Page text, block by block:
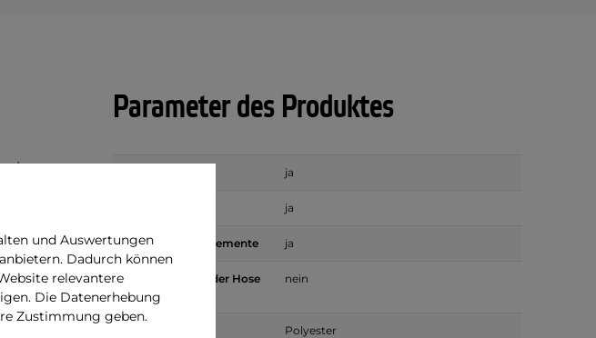
Jacke
für ein
Parameter des Produktes
ja
ja
Reflektierende Elemente ja
Verbindung mit der Hose nein
Polyester
und Auswertungen
Dadurch können
relevantere
Die Datenerhebung
Zustimmung geben.